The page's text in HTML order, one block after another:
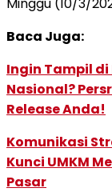
Baca Juga:
Ingin Tampil di
Nasional?
Release Anda!
Komunikasi
Kunci UMKM
Pasar